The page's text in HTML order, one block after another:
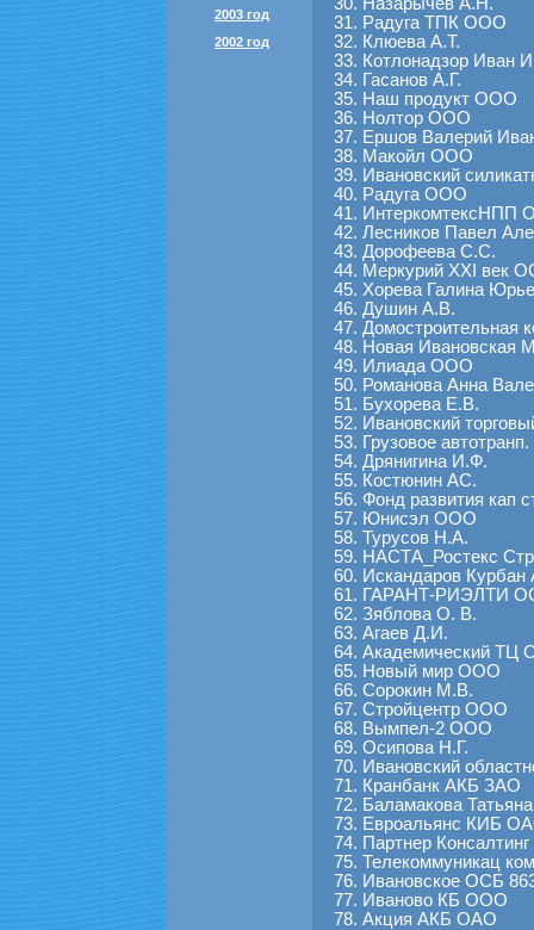
2003 год
2002 год
Радуга ТПК ООО
Клюева А.Т.
Котлонадзор Иван
Гасанов А.Г.
Наш продукт ООО
Нолтор ООО
Ершов Валерий
Макойл ООО
Ивановский
Радуга ООО
ИнтеркомтексНПП
Лесников Павел
Дорофеева С.С.
Меркурий ХХI век
Хорева Галина
Душин А.В.
Домостроительная
Новая Ивановская
Илиада ООО
Романова Анна
Бухорева Е.В.
Ивановский
Грузовое
Дрянигина И.Ф.
Костюнин АС.
Фонд развития кап
Юнисэл ООО
Турусов Н.А.
НАСТА_Ростекс
Искандаров
ГАРАНТ-РИЭЛТИ
Зяблова О. В.
Агаев Д.И.
Академический ТЦ
Новый мир ООО
Сорокин М.В.
Стройцентр ООО
Вымпел-2 ООО
Осипова Н.Г.
Ивановский
Кранбанк АКБ ЗАО
Баламакова
Евроальянс КИБ
Партнер Консалтинг
Телекоммуникац
Ивановское ОСБ
Иваново КБ ООО
Акция АКБ ОАО